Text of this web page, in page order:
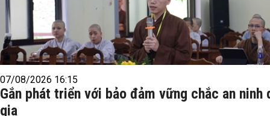
07/08/2026 16:15
Gắn phát triển với bảo đảm vững chắc an ninh
gia